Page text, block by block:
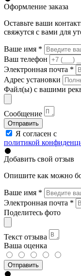
Оформление заказа
Оставьте ваши
свяжутся с вами для
Ваше имя *
Ваш телефон
Электронная почта *
Адрес установки
Файл(ы) с вашими
Сообщение
Отправить
Я согласен с
политикой
Добавить свой отзыв
Опишите как можно
Ваше имя *
Электронная почта *
Поделитесь фото
Текст отзыва
Ваша оценка
Отправить